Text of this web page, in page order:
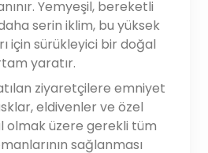
Yemyeşil, bereketli
serin iklim, bu yüksek
için sürükleyici bir doğal
yaratır.
ziyaretçilere emniyet
eldivenler ve özel
olmak üzere gerekli tüm
sağlanması